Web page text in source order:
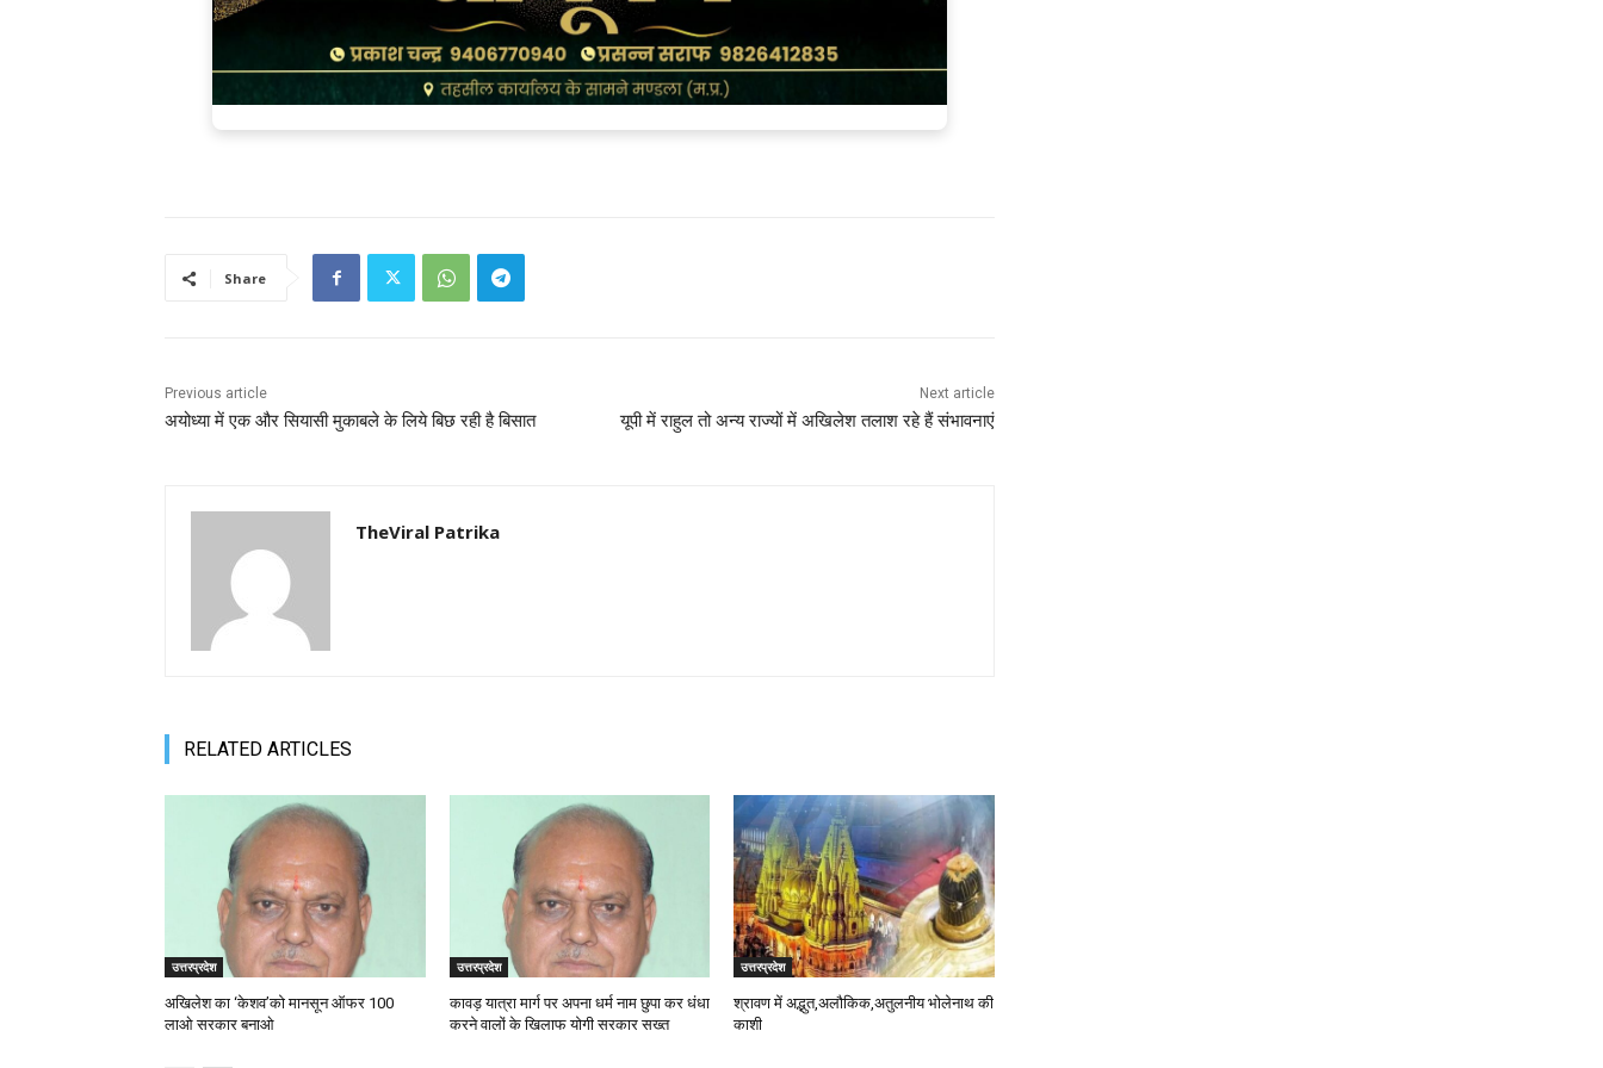
Share
Previous article
अयोध्या में एक और सियासी मुकाबले के लिये बिछ रही है बिसात
Next article
यूपी में राहुल तो अन्य राज्यों में अखिलेश तलाश रहे हैं संभावनाएं
TheViral Patrika
RELATED ARTICLES
उत्तरप्रदेश
अखिलेश का ‘केशव’को मानसून ऑफर 100
लाओ सरकार बनाओ
उत्तरप्रदेश
कावड़ यात्रा मार्ग पर अपना धर्म नाम छुपा कर धंधा
करने वालों के खिलाफ योगी सरकार सख्त
उत्तरप्रदेश
श्रावण में अद्भुत,अलौकिक,अतुलनीय भोलेनाथ की
काशी